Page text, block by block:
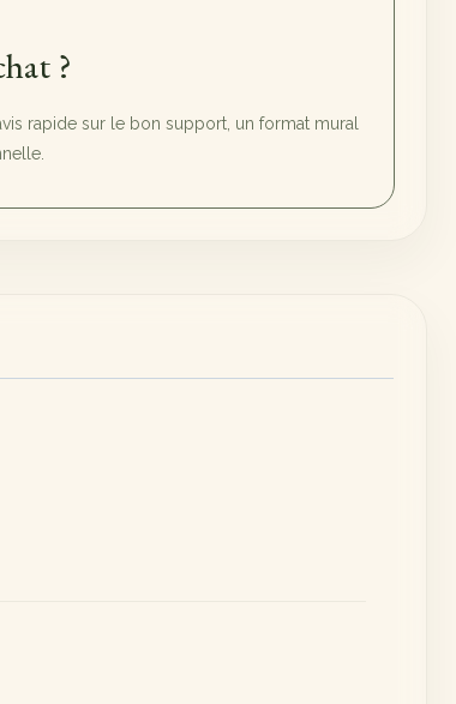
?
rapide sur le bon support, un format mural